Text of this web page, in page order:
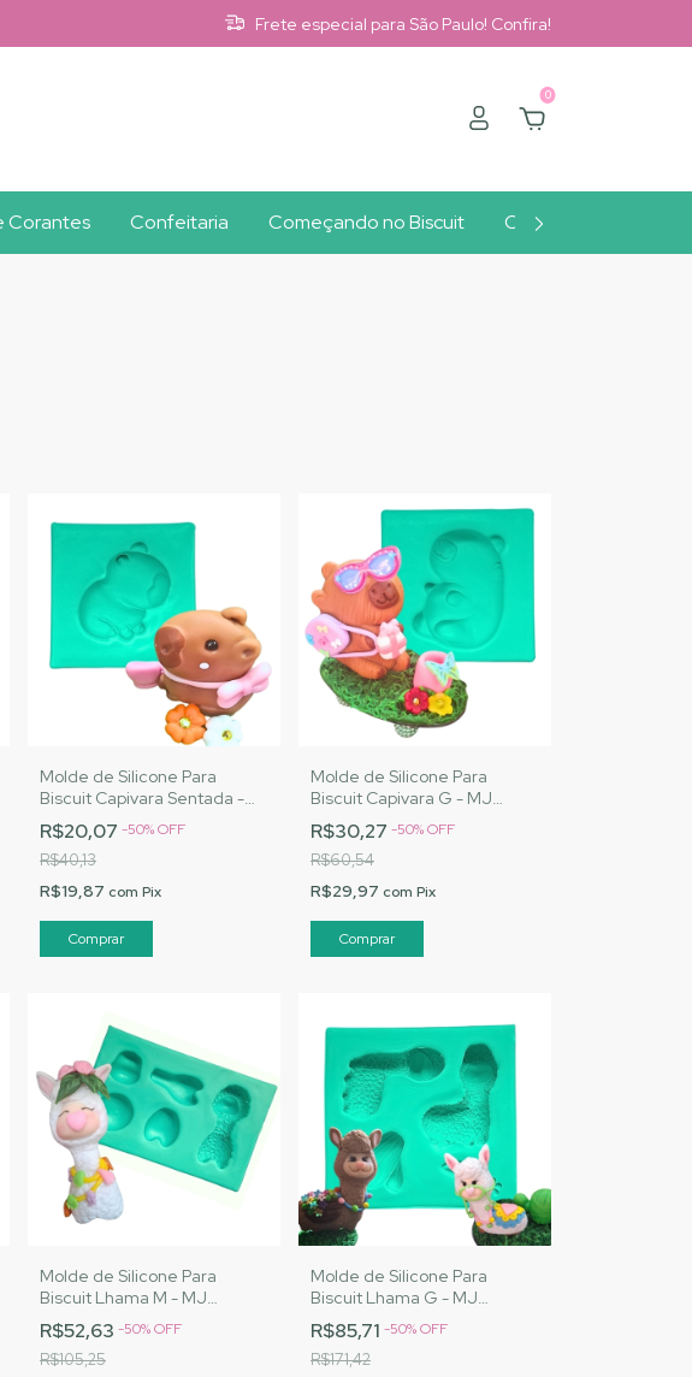
Frete especial para São Paulo! Confira!
0
Corantes Confeitaria Começando no Biscuit Clube A10
Molde de Silicone Para
Biscuit Capivara Sentada -
MJ Artesanatos |Cód. A102
R$20,07 -50%OFF
R$40,13
R$19,87 com Pix
Molde de Silicone Para
Biscuit Capivara G - MJ
Artesanatos |Cód. A103
R$30,27 -50%OFF
R$60,54
R$29,97 com Pix
Molde de Silicone Para
Biscuit Lhama M - MJ
Artesanatos |Cód. A096
R$52,63 -50%OFF
R$105,25
Molde de Silicone Para
Biscuit Lhama G - MJ
Artesanatos |Cód. A097
R$85,71 -50%OFF
R$171,42